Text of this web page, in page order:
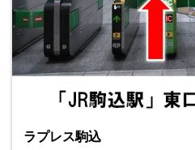
ラプレス駒込